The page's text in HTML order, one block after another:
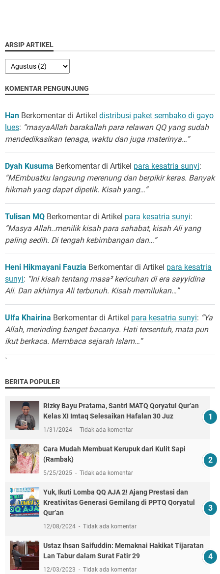
ARSIP ARTIKEL
KOMENTAR PENGUNJUNG
Han Berkomentar di Artikel distribusi paket sembako di gayo
lues: “masyaAllah barakallah para relawan QQ yang sudah
mendedikasikan tenaga, waktu dan juga materinya…”
Dyah Kusuma Berkomentar di Artikel para kesatria sunyi:
“MEmbuatku langsung merenung dan berpikir keras. Banyak
hikmah yang dapat dipetik. Kisah yang…”
Tulisan MQ Berkomentar di Artikel para kesatria sunyi:
“Masya Allah..menilik kisah para sahabat, kisah Ali yang
paling sedih. Di tengah kebimbangan dan…”
Heni Hikmayani Fauzia Berkomentar di Artikel para kesatria
sunyi: “Ini kisah tentang masa² kericuhan di era sayyidina
Ali. Dan akhirnya Ali terbunuh. Kisah memilukan…”
Ulfa Khairina Berkomentar di Artikel para kesatria sunyi: “Ya
Allah, merinding banget bacanya. Hati tersentuh, mata pun
ikut berkaca. Membaca sejarah Islam…”
`
BERITA POPULER
Rizky Bayu Pratama, Santri MATQ Qoryatul Qur’an
Kelas XI Imtaq Selesaikan Hafalan 30 Juz
1/31/2024 Tidak ada komentar
Cara Mudah Membuat Kerupuk dari Kulit Sapi
(Rambak)
5/25/2025 Tidak ada komentar
Yuk, Ikuti Lomba QQ AJA 2! Ajang Prestasi dan
Kreativitas Generasi Gemilang di PPTQ Qoryatul
Qur’an
12/08/2024 Tidak ada komentar
Ustaz Ihsan Saifuddin: Memaknai Hakikat Tijaratan
Lan Tabur dalam Surat Fatir 29
12/03/2023 Tidak ada komentar